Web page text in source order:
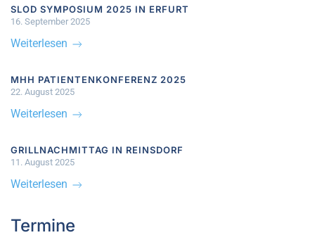
SLOD SYMPOSIUM 2025 IN ERFURT
16. September 2025
Weiterlesen
MHH PATIENTENKONFERENZ 2025
22. August 2025
Weiterlesen
GRILLNACHMITTAG IN REINSDORF
11. August 2025
Weiterlesen
Termine